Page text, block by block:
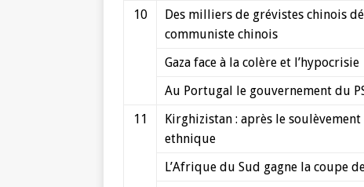
10
Des milliers de grévistes chinois
communiste chinois
Gaza face à la colère et l’hypocrisie
Au Portugal le gouvernement du
11
Kirghizistan : après le
ethnique
L’Afrique du Sud gagne la coupe